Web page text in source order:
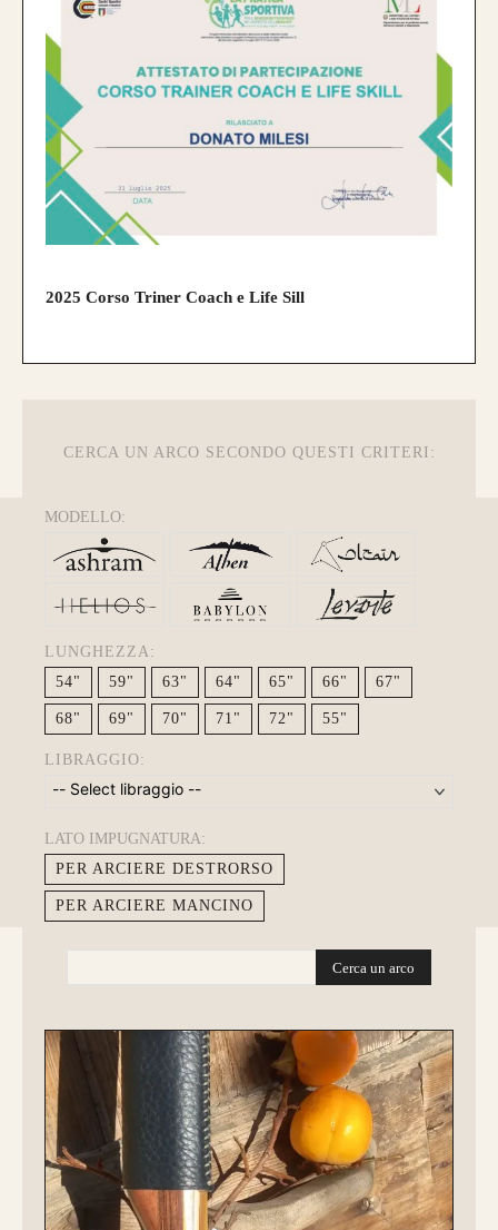
2025 Corso Triner Coach e Life Sill
CERCA UN ARCO SECONDO QUESTI CRITERI:
MODELLO:
LUNGHEZZA:
54"
59" 63" 64" 65" 66" 67"
68" 69" 70" 71" 72" 55"
LIBRAGGIO:
LATO IMPUGNATURA:
PER ARCIERE DESTRORSO
PER ARCIERE MANCINO
Cerca un arco